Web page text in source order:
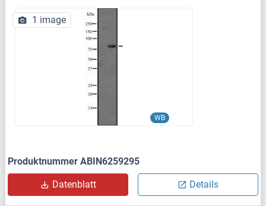
WB
1 image
Produktnummer ABIN6259295
Datenblatt Details